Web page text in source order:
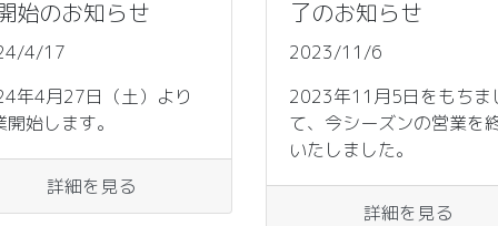
始のお知らせ
4/17
年4月27日（土）より
開始します。
詳細を見る
了のお知らせ
2023/11/6
2023年11月5日をもちま
て、今シーズンの営業を
いたしました。
詳細を見る